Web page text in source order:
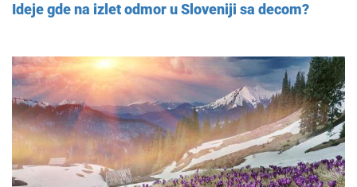
Ideje gde na izlet odmor u Sloveniji sa decom?